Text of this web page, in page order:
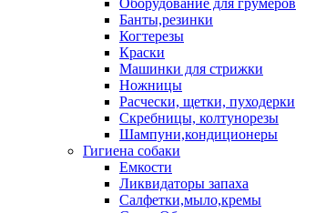
Оборудование для грумеров
Банты,резинки
Когтерезы
Краски
Машинки для стрижки
Ножницы
Расчески, щетки, пуходерки
Скребницы, колтунорезы
Шампуни,кондиционеры
Гигиена собаки
Емкости
Ликвидаторы запаха
Салфетки,мыло,кремы